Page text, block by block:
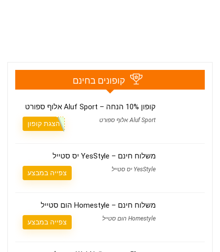
קופונים בחינם
קופון 10% הנחה – Aluf Sport אלוף ספורט
Aluf Sport אלוף ספורט הצגת קופון
משלוח חינם – YesStyle יס סטייל
YesStyle יס סטייל צפייה במבצע
משלוח חינם – Homestyle הום סטייל
Homestyle הום סטייל צפייה במבצע